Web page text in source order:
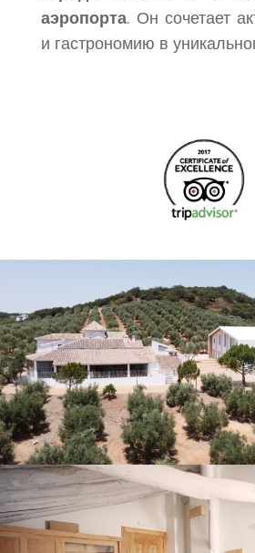
аэропорта. Он сочетает
и гастрономию в